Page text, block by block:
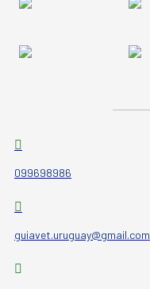
099698986
guiavet.uruguay@gmail.com